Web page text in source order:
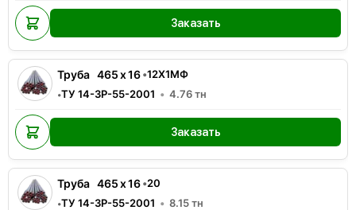
Заказать
Труба 465x16•12Х1МФ
•ТУ 14-3Р-55-2001 4.76тн
Заказать
Труба 465x16•20
•ТУ 14-3Р-55-2001 8.15тн